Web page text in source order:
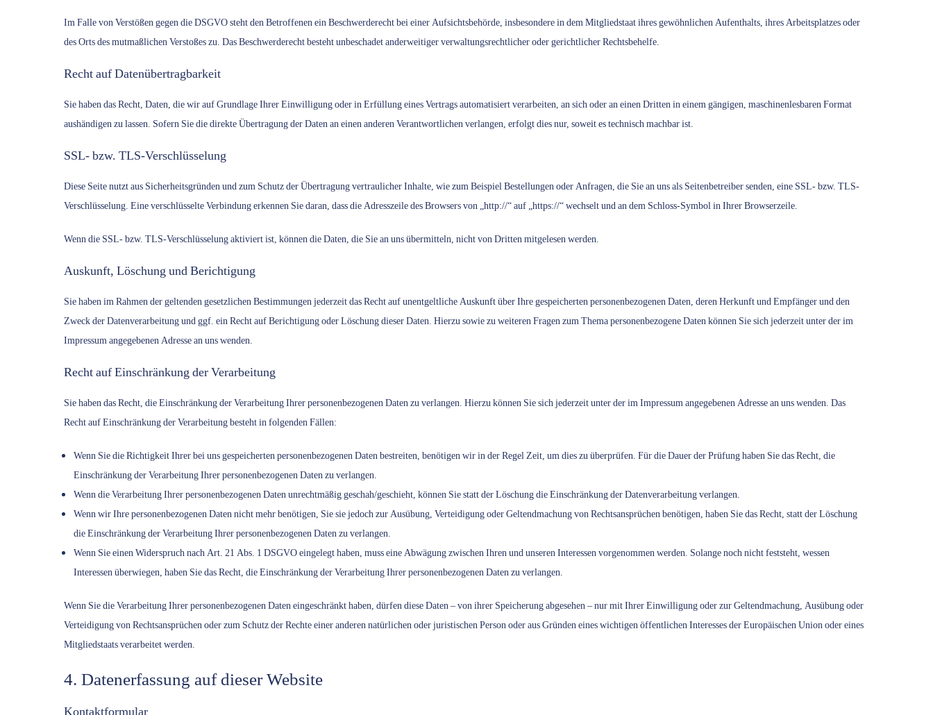
Im Falle von Verstößen gegen die DSGVO steht den Betroffenen ein Beschwerderecht bei einer Aufsichtsbehörde, insbesondere in dem Mitgliedstaat ihres gewöhnlichen Aufenthalts, ihres Arbeitsplatzes oder
des Orts des mutmaßlichen Verstoßes zu. Das Beschwerderecht besteht unbeschadet anderweitiger verwaltungsrechtlicher oder gerichtlicher Rechtsbehelfe.
Recht auf Daten­übertrag­barkeit
Sie haben das Recht, Daten, die wir auf Grundlage Ihrer Einwilligung oder in Erfüllung eines Vertrags automatisiert verarbeiten, an sich oder an einen Dritten in einem gängigen, maschinenlesbaren Format
aushändigen zu lassen. Sofern Sie die direkte Übertragung der Daten an einen anderen Verantwortlichen verlangen, erfolgt dies nur, soweit es technisch machbar ist.
SSL- bzw. TLS-Verschlüsselung
Diese Seite nutzt aus Sicherheitsgründen und zum Schutz der Übertragung vertraulicher Inhalte, wie zum Beispiel Bestellungen oder Anfragen, die Sie an uns als Seitenbetreiber senden, eine SSL- bzw. TLS-
Verschlüsselung. Eine verschlüsselte Verbindung erkennen Sie daran, dass die Adresszeile des Browsers von „http://“ auf „https://“ wechselt und an dem Schloss-Symbol in Ihrer Browserzeile.
Wenn die SSL- bzw. TLS-Verschlüsselung aktiviert ist, können die Daten, die Sie an uns übermitteln, nicht von Dritten mitgelesen werden.
Auskunft, Löschung und Berichtigung
Sie haben im Rahmen der geltenden gesetzlichen Bestimmungen jederzeit das Recht auf unentgeltliche Auskunft über Ihre gespeicherten personenbezogenen Daten, deren Herkunft und Empfänger und den
Zweck der Datenverarbeitung und ggf. ein Recht auf Berichtigung oder Löschung dieser Daten. Hierzu sowie zu weiteren Fragen zum Thema personenbezogene Daten können Sie sich jederzeit unter der im
Impressum angegebenen Adresse an uns wenden.
Recht auf Einschränkung der Verarbeitung
Sie haben das Recht, die Einschränkung der Verarbeitung Ihrer personenbezogenen Daten zu verlangen. Hierzu können Sie sich jederzeit unter der im Impressum angegebenen Adresse an uns wenden. Das
Recht auf Einschränkung der Verarbeitung besteht in folgenden Fällen:
Wenn Sie die Richtigkeit Ihrer bei uns gespeicherten personenbezogenen Daten bestreiten, benötigen wir in der Regel Zeit, um dies zu überprüfen. Für die Dauer der Prüfung haben Sie das Recht, die
Einschränkung der Verarbeitung Ihrer personenbezogenen Daten zu verlangen.
Wenn die Verarbeitung Ihrer personenbezogenen Daten unrechtmäßig geschah/geschieht, können Sie statt der Löschung die Einschränkung der Datenverarbeitung verlangen.
Wenn wir Ihre personenbezogenen Daten nicht mehr benötigen, Sie sie jedoch zur Ausübung, Verteidigung oder Geltendmachung von Rechtsansprüchen benötigen, haben Sie das Recht, statt der Löschung
die Einschränkung der Verarbeitung Ihrer personenbezogenen Daten zu verlangen.
Wenn Sie einen Widerspruch nach Art. 21 Abs. 1 DSGVO eingelegt haben, muss eine Abwägung zwischen Ihren und unseren Interessen vorgenommen werden. Solange noch nicht feststeht, wessen
Interessen überwiegen, haben Sie das Recht, die Einschränkung der Verarbeitung Ihrer personenbezogenen Daten zu verlangen.
Wenn Sie die Verarbeitung Ihrer personenbezogenen Daten eingeschränkt haben, dürfen diese Daten – von ihrer Speicherung abgesehen – nur mit Ihrer Einwilligung oder zur Geltendmachung, Ausübung oder
Verteidigung von Rechtsansprüchen oder zum Schutz der Rechte einer anderen natürlichen oder juristischen Person oder aus Gründen eines wichtigen öffentlichen Interesses der Europäischen Union oder eines
Mitgliedstaats verarbeitet werden.
4. Datenerfassung auf dieser Website
Kontaktformular